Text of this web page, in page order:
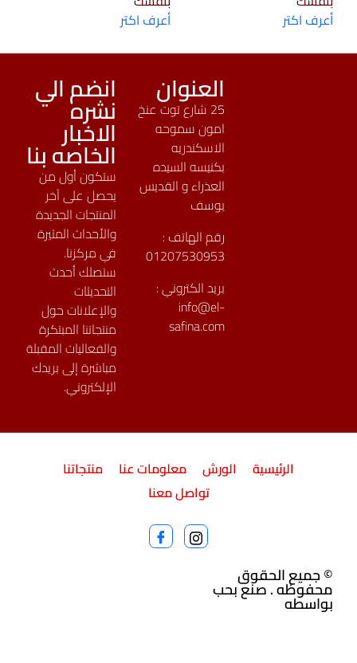
أعرف اكتر
أعرف اكتر
العنوان
25 شارع توت عنخ
امون سموحه
الاسكندريه
بكنيسه السيده
العذراء و القديس
يوسف
رقم الهاتف :
01207530953
بريد الكتروني :
info@el-
safina.com
انضم الي
نشره
الاخبار
الخاصه بنا
ستكون أول من
يحصل على آخر
المنتجات الجديدة
والأحداث المثيرة
في مركزنا.
ستصلك أحدث
التحديثات
والإعلانات حول
منتجاتنا المبتكرة
والفعاليات المقبلة
مباشرة إلى بريدك
الإلكتروني.
© جميع الحقوق
محفوظه . صنع بحب
بواسطه
الرئيسية الورش معلومات عنا
منتجاتنا
تواصل معنا